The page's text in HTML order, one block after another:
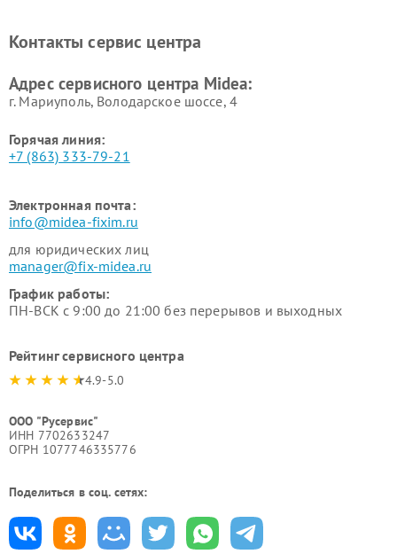
пылесосов Midea
Midea
Контакты сервис центра
Адрес сервисного центра Midea:
г. Мариуполь, Володарское шоссе, 4
Горячая линия:
+7 (863) 333-79-21
Электронная почта:
info@midea-fixim.ru
для юридических лиц
manager@fix-midea.ru
График работы:
ПН-ВСК с 9:00 до 21:00 без перерывов и выходных
Рейтинг сервисного центра
4.9-5.0
ООО "Русервис"
ИНН 7702633247
ОГРН 1077746335776
Поделиться в соц. сетях: